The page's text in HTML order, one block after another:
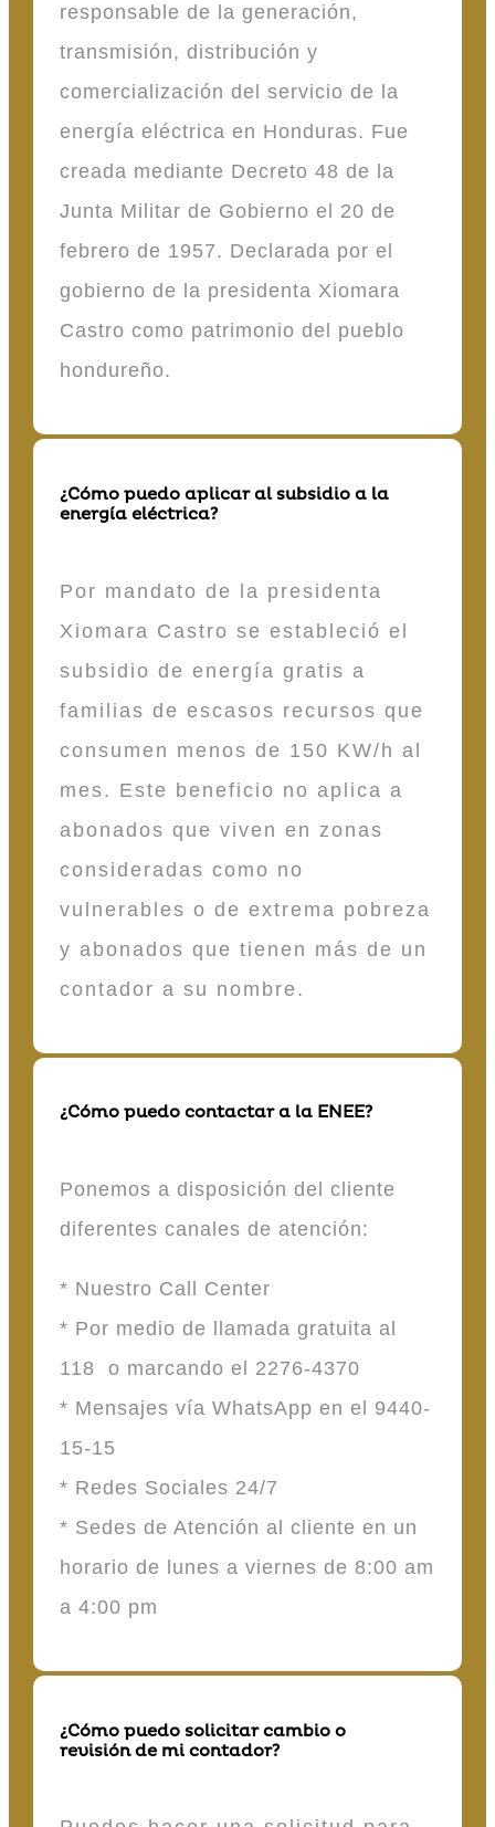
responsable de la generación,
transmisión, distribución y
comercialización del servicio de la
energía eléctrica en Honduras. Fue
creada mediante Decreto 48 de la
Junta Militar de Gobierno el 20 de
febrero de 1957. Declarada por el
gobierno de la presidenta Xiomara
Castro como patrimonio del pueblo
hondureño.
¿Cómo puedo aplicar al subsidio a la
energía eléctrica?
Por mandato de la presidenta
Xiomara Castro se estableció el
subsidio de energía gratis a
familias de escasos recursos que
consumen menos de 150 KW/h al
mes. Este beneficio no aplica a
abonados que viven en zonas
consideradas como no
vulnerables o de extrema pobreza
y abonados que tienen más de un
contador a su nombre.
¿Cómo puedo contactar a la ENEE?
Ponemos a disposición del cliente
diferentes canales de atención:
* Nuestro Call Center
* Por medio de llamada gratuita al
118 o marcando el 2276-4370
* Mensajes vía WhatsApp en el 9440-
15-15
* Redes Sociales 24/7
* Sedes de Atención al cliente en un
horario de lunes a viernes de 8:00 am
a 4:00 pm
¿Cómo puedo solicitar cambio o
revisión de mi contador?